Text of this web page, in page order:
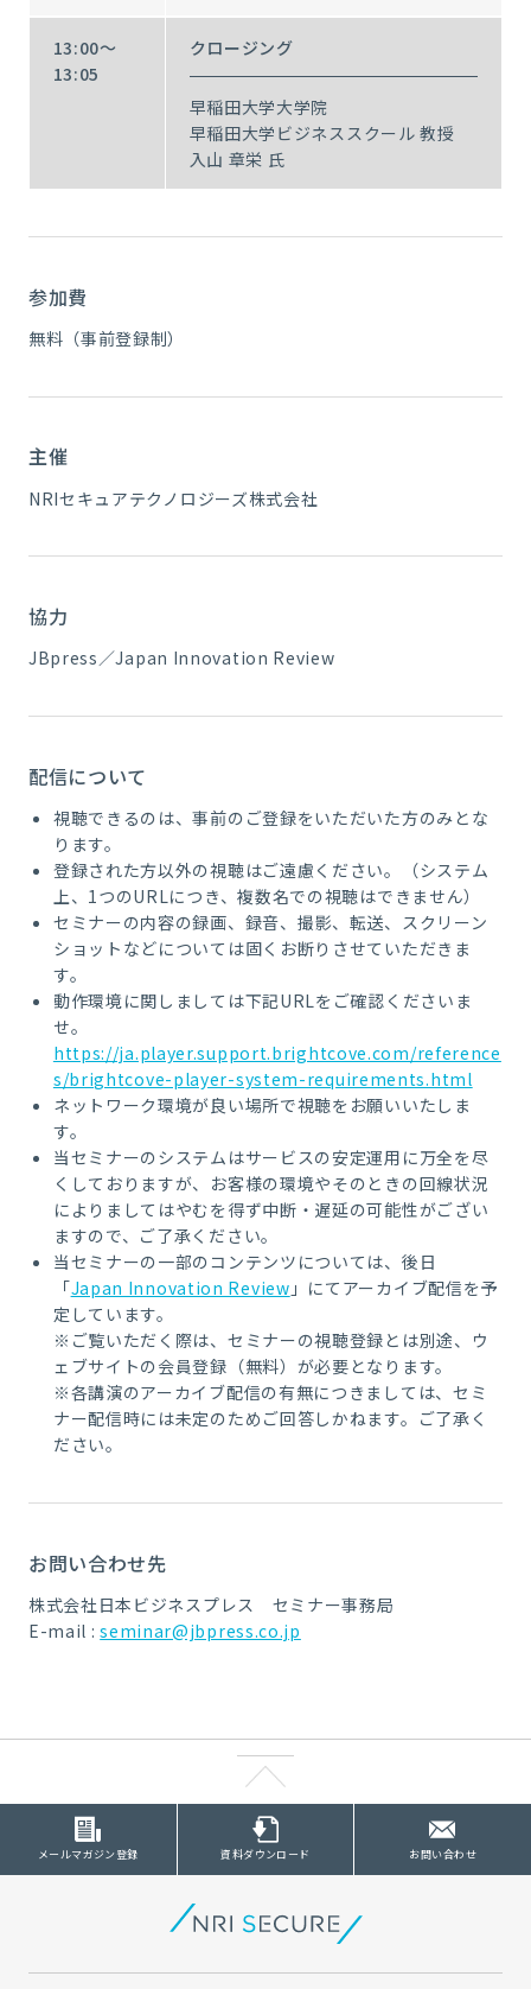
13:00～
13:05
クロージング
早稲田大学大学院
早稲田大学ビジネススクール 教授
入山 章栄 氏
参加費
無料（事前登録制）
主催
NRIセキュアテクノロジーズ株式会社
協力
JBpress／Japan Innovation Review
配信について
視聴できるのは、事前のご登録をいただいた方のみとな
ります。
登録された方以外の視聴はご遠慮ください。（システム
上、1つのURLにつき、複数名での視聴はできません）
セミナーの内容の録画、録音、撮影、転送、スクリーン
ショットなどについては固くお断りさせていただきま
す。
動作環境に関しましては下記URLをご確認くださいま
せ。
https://ja.player.support.brightcove.com/reference
s/brightcove-player-system-requirements.html
ネットワーク環境が良い場所で視聴をお願いいたしま
す。
当セミナーのシステムはサービスの安定運用に万全を尽
くしておりますが、お客様の環境やそのときの回線状況
によりましてはやむを得ず中断・遅延の可能性がござい
ますので、ご了承ください。
当セミナーの一部のコンテンツについては、後日
「Japan Innovation Review 」にてアーカイブ配信を予
定しています。
※ご覧いただく際は、セミナーの視聴登録とは別途、ウ
ェブサイトの会員登録（無料）が必要となります。
※各講演のアーカイブ配信の有無につきましては、セミ
ナー配信時には未定のためご回答しかねます。ご了承く
ださい。
お問い合わせ先
株式会社日本ビジネスプレス セミナー事務局
E-mail :seminar@jbpress.co.jp
メールマガジン登録 資料ダウンロード お問い合わせ